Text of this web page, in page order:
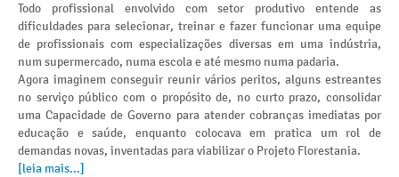
Todo profissional envolvido com setor produtivo entende as
dificuldades para selecionar, treinar e fazer funcionar uma equipe
de profissionais com especializações diversas em uma indústria,
num supermercado, numa escola e até mesmo numa padaria.
Agora imaginem conseguir reunir vários peritos, alguns estreantes
no serviço público com o propósito de, no curto prazo, consolidar
uma Capacidade de Governo para atender cobranças imediatas por
educação e saúde, enquanto colocava em pratica um rol de
demandas novas, inventadas para viabilizar o Projeto Florestania.
[leia mais...]